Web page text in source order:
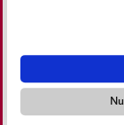
Das
am Inn. Der Ort
in das